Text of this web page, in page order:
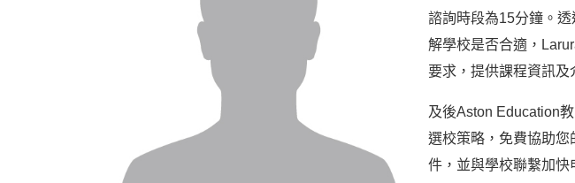
諮詢時段為15分鐘。
解學校是否合適，
要求，提供課程資訊及
及後Aston Education
選校策略，免費協助
件，並與學校聯繫加